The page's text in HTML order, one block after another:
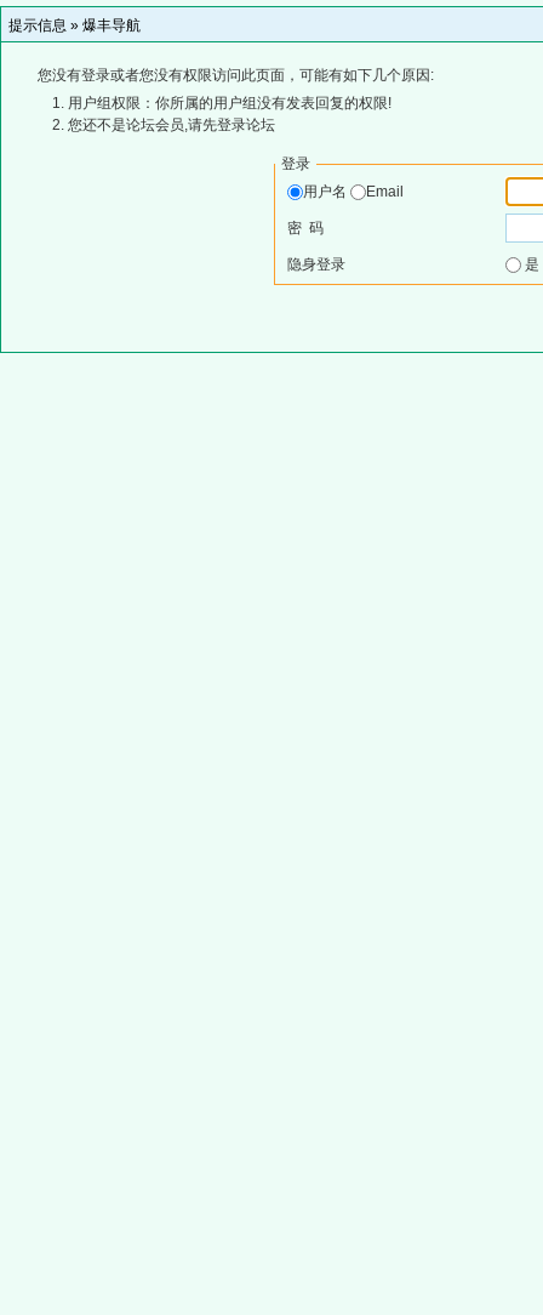
提示信息 » 爆丰导航
您没有登录或者您没有权限访问此页面，可能有如下几个原因:
用户组权限：你所属的用户组没有发表回复的权限!
您还不是论坛会员,请先登录论坛
登录
用户名
Email
密 码
隐身登录